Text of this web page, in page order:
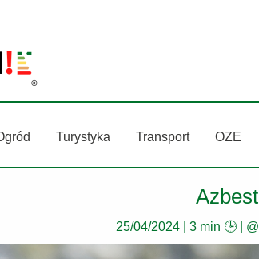
Turystyka Transport OZE
Azbest
25/04/2024 3 min 🕒| @